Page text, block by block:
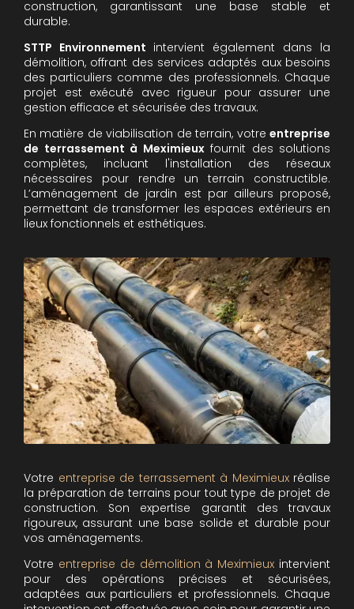
construction, garantissant une base stable et
durable.
STTP Environnement intervient également dans la
démolition, offrant des services adaptés aux besoins
des particuliers comme des professionnels. Chaque
projet est exécuté avec rigueur pour assurer une
gestion efficace et sécurisée des travaux.
En matière de viabilisation de terrain, votre entreprise
de terrassement à Meximieuxfournit des solutions
complètes, incluant l'installation des réseaux
nécessaires pour rendre un terrain constructible.
L’aménagement de jardin est par ailleurs proposé,
permettant de transformer les espaces extérieurs en
lieux fonctionnels et esthétiques.
Votre entreprise de terrassement à Meximieuxréalise
la préparation de terrains pour tout type de projet de
construction. Son expertise garantit des travaux
rigoureux, assurant une base solide et durable pour
vos aménagements.
Votre entreprise de démolition à Meximieux intervient
pour des opérations précises et sécurisées,
adaptées aux particuliers et professionnels. Chaque